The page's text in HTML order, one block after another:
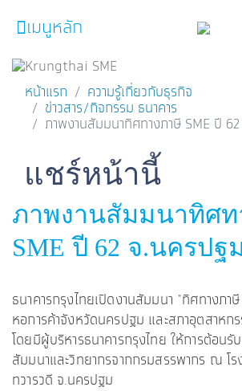
หน้าหลัก
ผลิตภัณฑ์และบริการ
ความรู้เกี่ยวกับธุรกิจ
SME Focus Magazine
คำนวณสินเชื่อเบื้องต้น
FOLLOW USKrungthai SME​
เมนูหลัก
หน้าแรก
ความรู้เกี่ยวกับธุรกิจ
ข่าวสาร/กิจกรรม ธนาคาร
ภาพงานสัมมนาทิศทางภาษี SME ปี
แชร์หน้านี้
Facebook
ภาพงานสัมมนาทิศท
SME ปี 62 จ.นครปฐม
ธนาคารกรุงไทยเปิดงานสัมมนา "ทิศทางภา
หอการค้าจังหวัดนครปฐม และสภาอุตสาหก
โดยมีผู้บริหารธนาคารกรุงไทย ให้การต้อนรั
สัมมนาและวิทยากรจากกรมสรรพากร ณ โ
ทวารวดี จ.นครปฐม